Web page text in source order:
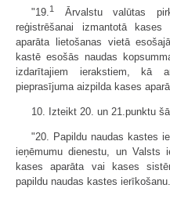
"19. 1
Ārvalstu valūtas
reģistrēšanai izmantotā
aparāta lietošanas vietā
kastē esošās naudas
izdarītajiem ierakstiem, kā
pieprasījuma aizpilda kases
10. Izteikt 20. un 21.punktu
"20. Papildu naudas kastes
ieņēmumu dienestu, un Valsts
kases aparāta vai kases
papildu naudas kastes ierīkošanu.